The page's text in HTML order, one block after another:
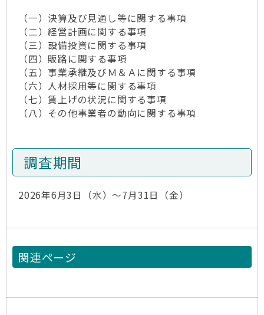
（一）決算及び見通し等に関する事項
（二）経営計画に関する事項
（三）設備投資に関する事項
（四）販路に関する事項
（五）事業承継及びＭ＆Ａに関する事項
（六）人材採用等に関する事項
（七）賃上げの状況に関する事項
（八）その他事業者の動向に関する事項
調査期間
2026年6月3日（水）～7月31日（金）
関連ページ